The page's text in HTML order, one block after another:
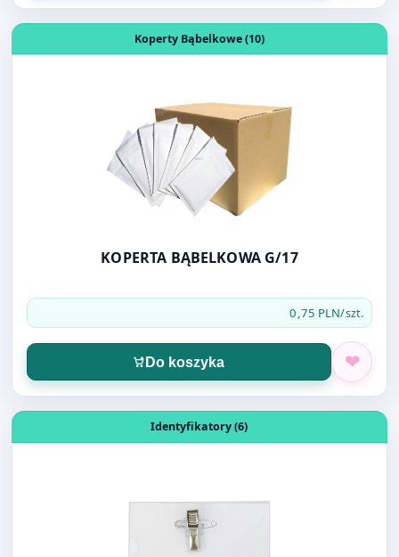
KOPERTA BĄBELKOWA G/17
0,75 PLN
Do koszyka
Otwórz produkt: IDENTYFIKATOR 90X57 MM agrafka
Identyfikatory (6)